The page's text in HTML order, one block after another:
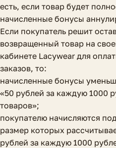
есть, если товар будет
начисленные бонусы
Если покупатель решит
возвращенный товар на
кабинете Lacywear для
заказов, то:
начисленные бонусы
«50 рублей за каждую 1000
товаров»;
покупателю начисляются
размер которых
рублей за каждую 1000